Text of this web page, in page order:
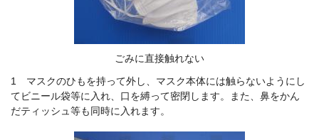
ごみに直接触れない
1 マスクのひもを持って外し、マスク本体には触らないようにし
てビニール袋等に入れ、口を縛って密閉します。また、鼻をかん
だティッシュ等も同時に入れます。